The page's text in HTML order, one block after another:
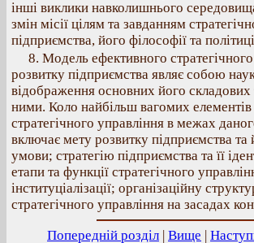
інші виклики навколишнього
змін місії цілям та завданням
підприємства, його філософії та
8. Модель ефективного
розвитку підприємства являє собою
відображення основних його складових
ними. Коло найбільш вагомих елементів
стратегічного управління в межах
включає мету розвитку підприємства
умови; стратегію підприємства та її
етапи та функції стратегічного
інституціалізації; організаційну
стратегічного управління на засадах
Попередній розділ | Вище |